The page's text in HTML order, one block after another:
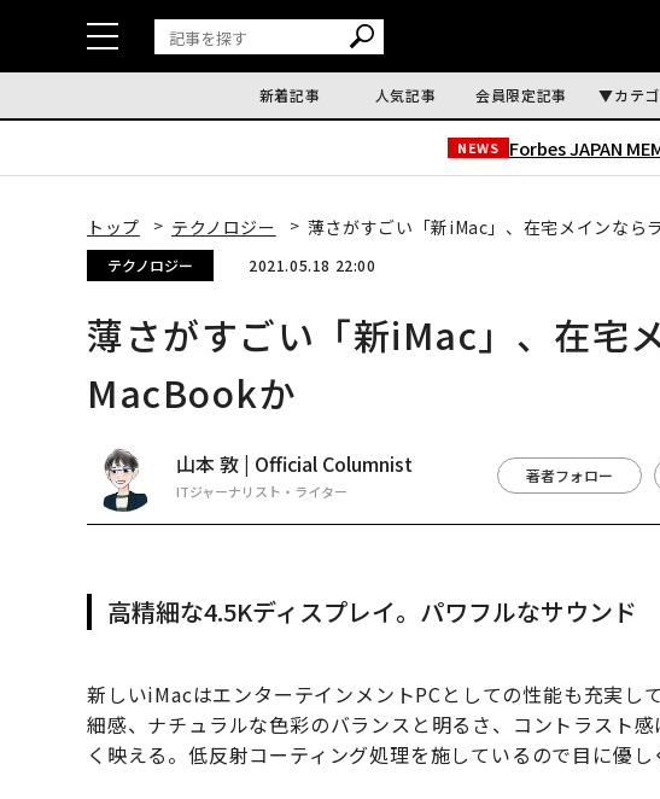
新着記事 人気記事 会員限定記事 カテ
NEWS Forbes JAPAN
トップ テクノロジー 薄さがすごい「新iMac」、在宅メインなら
テクノロジー 2021.05.18 22:00
薄さがすごい「新iMac」、在宅
MacBookか
山本 敦 | Official Columnist
ITジャーナリスト・ライター
著者フォロー
高精細な4.5Kディスプレイ。パワフルなサウンド
新しいiMacはエンターテインメントPCとしての性能も充実
細感、ナチュラルな色彩のバランスと明るさ、コントラスト
く映える。低反射コーティング処理を施しているので目に優し